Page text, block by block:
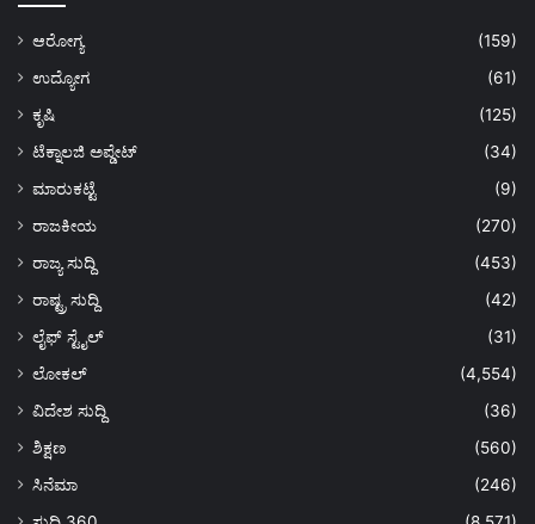
ಆರೋಗ್ಯ
(159)
ಉದ್ಯೋಗ
(61)
ಕೃಷಿ
(125)
ಟೆಕ್ನಾಲಜಿ ಅಪ್ಡೇಟ್
(34)
ಮಾರುಕಟ್ಟೆ
(9)
ರಾಜಕೀಯ
(270)
ರಾಜ್ಯ ಸುದ್ದಿ
(453)
ರಾಷ್ಟ್ರ ಸುದ್ದಿ
(42)
ಲೈಫ್ ಸ್ಟೈಲ್
(31)
ಲೋಕಲ್
(4,554)
ವಿದೇಶ ಸುದ್ದಿ
(36)
ಶಿಕ್ಷಣ
(560)
ಸಿನೆಮಾ
(246)